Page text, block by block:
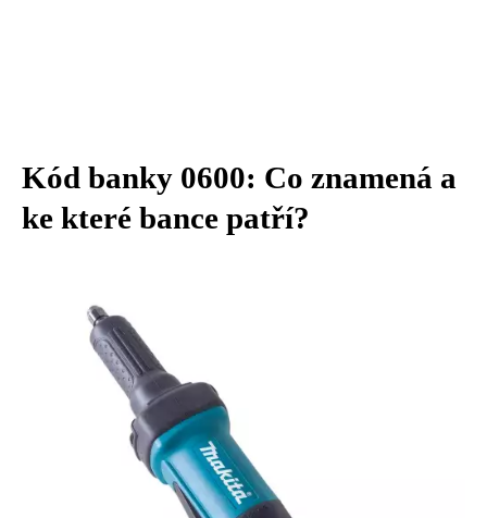
Kód banky 0600: Co znamená a
ke které bance patří?